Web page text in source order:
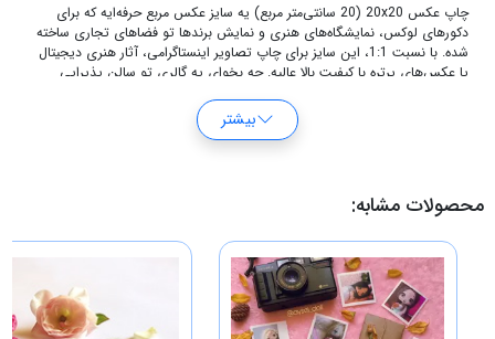
چاپ عکس 20x20 (20 سانتی‌متر مربع) یه سایز عکس مربع حرفه‌ایه که برای
دکورهای لوکس، نمایشگاه‌های هنری و نمایش برندها تو فضاهای تجاری ساخته
شده. با نسبت 1:1، این سایز برای چاپ تصاویر اینستاگرامی، آثار هنری دیجیتال
یا عکس‌های پرتره با کیفیت بالا عالیه. چه بخوای یه گالری تو سالن پذیرایی
اینستاچاپ با کیفیت Ultra HD، رنگ‌های غنی و دوام ضدخش
چه چیزی چاپ عکس 20 در 20 رو خاص می‌کنه؟
این سایز به‌خاطر شکل مربع و اندازه متوسطش، برای نمایش آثار با جلوه بصری
قوی مناسبه. مثلاً می‌تونی یه عکس پرتره یا طرح دیجیتال رو چاپ کنی و تو یه
قاب فلزی برای نمایش تو گالری یا لابی شرکت بذاری.
بیشتر
محصولات مشابه: